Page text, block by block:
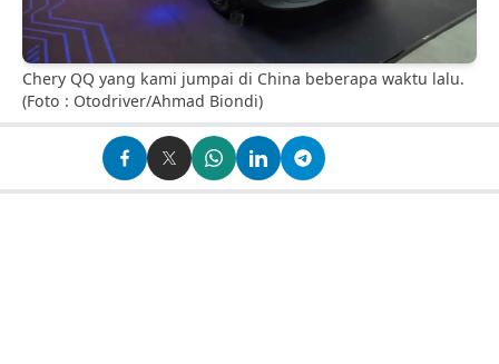
Chery QQ yang kami jumpai di China beberapa waktu lalu.
(Foto : Otodriver/Ahmad Biondi)